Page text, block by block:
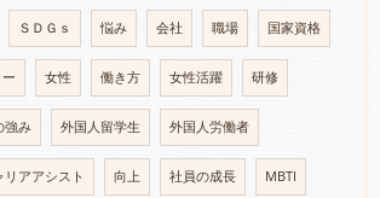
ＳＤＧｓ 悩み 会社 職場 国家資格
女性 働き方 女性活躍 研修
強み 外国人留学生 外国人労働者
リアアシスト 向上 社員の成長 MBTI